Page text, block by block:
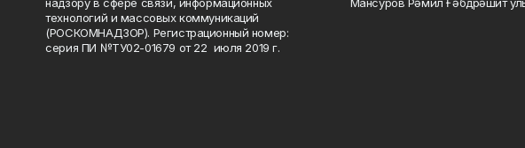
технологий и массовых коммуникаций
(РОСКОМНАДЗОР). Регистрационный номер:
серия ПИ №ТУ02-01679 от 22 июля 2019 г.